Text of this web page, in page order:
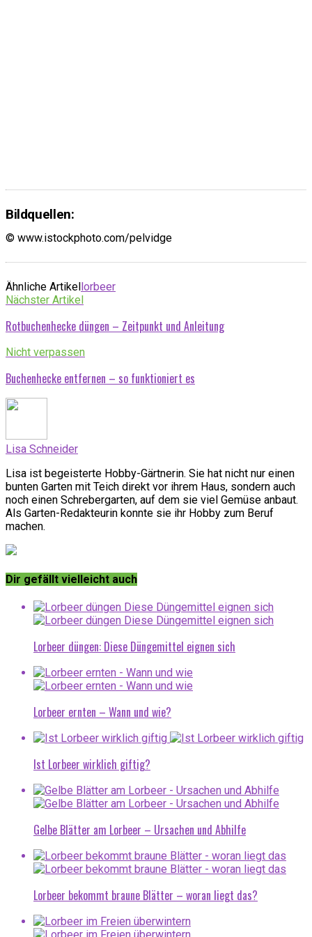
Bildquellen:
© www.istockphoto.com/pelvidge
Ähnliche Artikellorbeer
Nächster Artikel
Rotbuchenhecke düngen – Zeitpunkt und Anleitung
Nicht verpassen
Buchenhecke entfernen – so funktioniert es
Lisa Schneider
Lisa ist begeisterte Hobby-Gärtnerin. Sie hat nicht nur einen
bunten Garten mit Teich direkt vor ihrem Haus, sondern auch
noch einen Schrebergarten, auf dem sie viel Gemüse anbaut.
Als Garten-Redakteurin konnte sie ihr Hobby zum Beruf
machen.
Dir gefällt vielleicht auch
Lorbeer düngen: Diese Düngemittel eignen sich
Lorbeer ernten – Wann und wie?
Ist Lorbeer wirklich giftig?
Gelbe Blätter am Lorbeer – Ursachen und Abhilfe
Lorbeer bekommt braune Blätter – woran liegt das?